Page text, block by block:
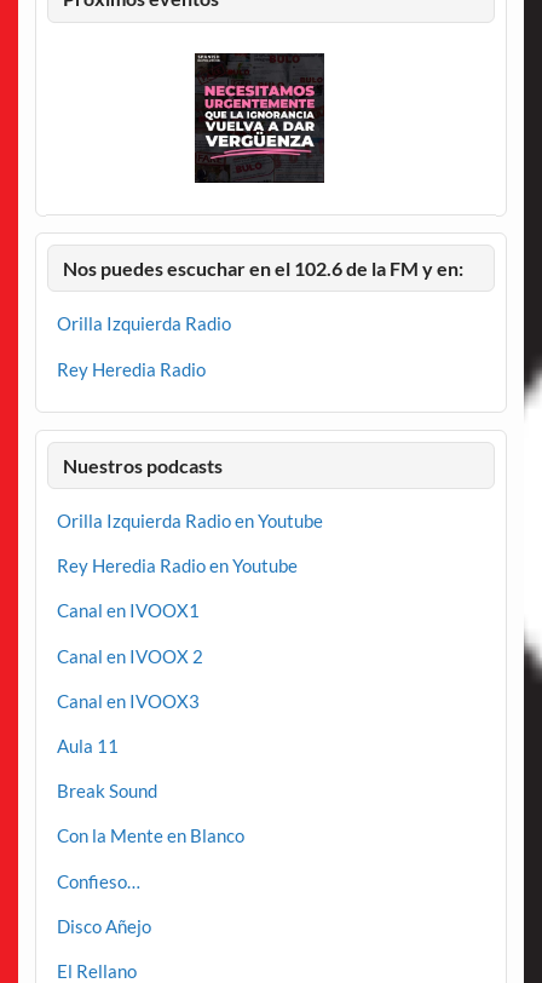
Nos puedes escuchar en el 102.6 de la FM y en:
Orilla Izquierda Radio
Rey Heredia Radio
Nuestros podcasts
Orilla Izquierda Radio en Youtube
Rey Heredia Radio en Youtube
Canal en IVOOX1
Canal en IVOOX 2
Canal en IVOOX3
Aula 11
Break Sound
Con la Mente en Blanco
Confieso…
Disco Añejo
El Rellano